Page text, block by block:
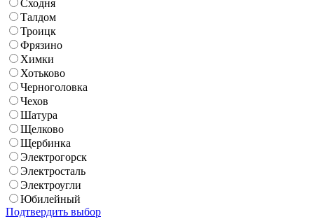
Сходня
Талдом
Троицк
Фрязино
Химки
Хотьково
Черноголовка
Чехов
Шатура
Щелково
Щербинка
Электрогорск
Электросталь
Электроугли
Юбилейный
Подтвердить выбор